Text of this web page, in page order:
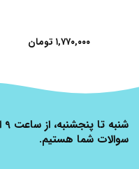
۱,۷۷۰,۰۰۰ تومان
سوالات شما هستیم.